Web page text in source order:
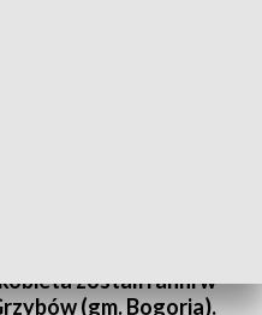
zostali ranni w
(gm. Bogoria).